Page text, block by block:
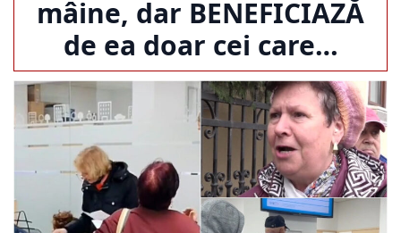
mâine, dar BENEFICIAZĂ
de ea doar cei care…